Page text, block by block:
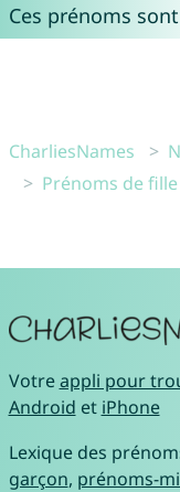
Ces prénoms
CharliesNames
Prénoms de fille
Votreappli pour
Android et iPhone
Lexique des
garçon, prénoms-